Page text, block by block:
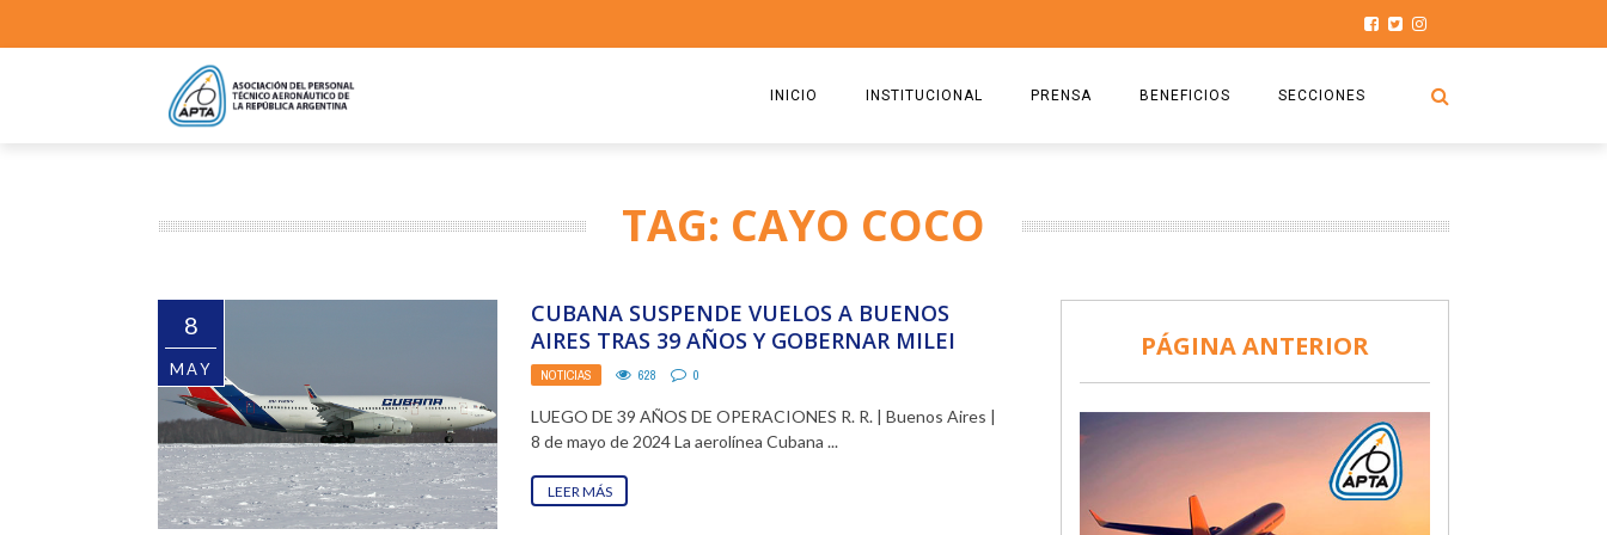
INICIO INSTITUCIONAL
ESTATUTO
RICARDO CIRIELLI
PRENSA
2025
BENEFICIOS
COMISIÓN
DOCUMENTOS
SEGURO DE SEPELIOS
SECCIONES
HISTORIAS DE LUCHA
TURISMO Y RECREACIÓN
TAG: CAYO COCO
8
MAY
CUBANA SUSPENDE VUELOS A BUENOS
AIRES TRAS 39 AÑOS Y GOBERNAR MILEI
NOTICIAS 628 0
LUEGO DE 39 AÑOS DE OPERACIONES R. R. | Buenos Aires |
8 de mayo de 2024 La aerolínea Cubana ...
LEER MÁS
PÁGINA ANTERIOR